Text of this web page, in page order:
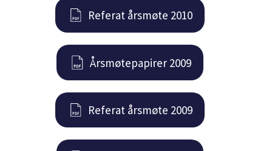
Referat årsmøte 2010
Årsmøtepapirer 2009
Referat årsmøte 2009